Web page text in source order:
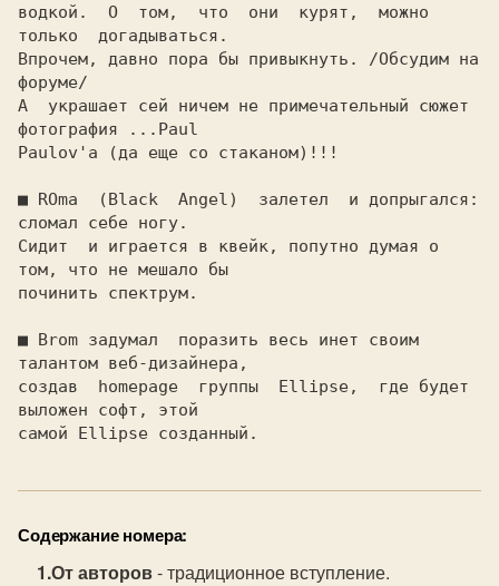
водкой.  О  том,  что  они  курят,  можно
только  догадываться.
Впрочем, давно пора бы привыкнуть. /Обсудим на
форуме/
А  украшает сей ничем не примечательный сюжет
фотография ...Paul
Paulov'a (да еще со стаканом)!!!
■ ROma  (Black  Angel)  залетел  и допрыгался:
сломал себе ногу.
Сидит  и играется в квейк, попутно думая о
том, что не мешало бы
починить спектрум.
■ Brom задумал  поразить весь инет своим
талантом веб-дизайнера,
создав  homepage  группы  Ellipse,  где будет
выложен софт, этой
Содержание номера:
От авторов- традиционное вступление.